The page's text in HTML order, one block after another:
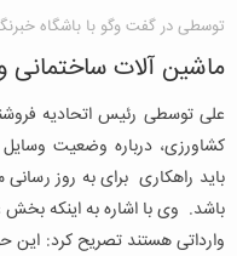
توسطی در گفت وگو با باشگاه
ماشین آلات ساختمانی
علی توسطی رئیس اتحادیه
کشاورزی، درباره وضعیت
باید راهکاری برای به روز
باشد. وی با اشاره به اینکه
وارداتی هستند تصریح کرد: این